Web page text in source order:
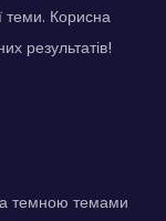
теми. Корисна
результатів!
темною темами